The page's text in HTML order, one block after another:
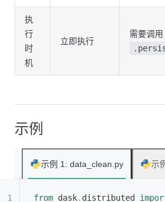
执
行
时
机
立即执行
需要调用
示例
示例 1: data_clean.py 示
from dask. distributed